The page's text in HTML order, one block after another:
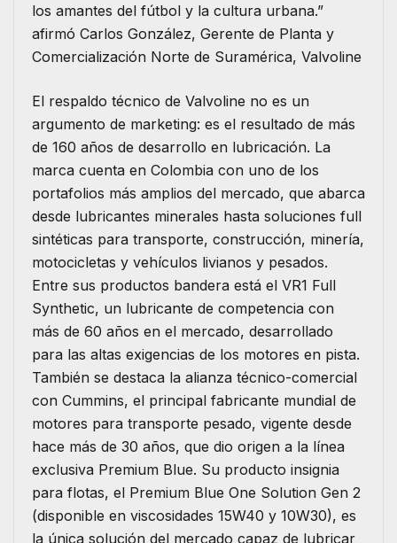
los amantes del fútbol y la cultura urbana.”
afirmó Carlos González, Gerente de Planta y
Comercialización Norte de Suramérica, Valvoline
El respaldo técnico de Valvoline no es un
argumento de marketing: es el resultado de más
de 160 años de desarrollo en lubricación. La
marca cuenta en Colombia con uno de los
portafolios más amplios del mercado, que abarca
desde lubricantes minerales hasta soluciones full
sintéticas para transporte, construcción, minería,
motocicletas y vehículos livianos y pesados.
Entre sus productos bandera está el VR1 Full
Synthetic, un lubricante de competencia con
más de 60 años en el mercado, desarrollado
para las altas exigencias de los motores en pista.
También se destaca la alianza técnico-comercial
con Cummins, el principal fabricante mundial de
motores para transporte pesado, vigente desde
hace más de 30 años, que dio origen a la línea
exclusiva Premium Blue. Su producto insignia
para flotas, el Premium Blue One Solution Gen 2
(disponible en viscosidades 15W40 y 10W30), es
la única solución del mercado capaz de lubricar